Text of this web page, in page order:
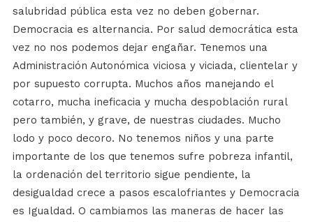
salubridad pública esta vez no deben gobernar.
Democracia es alternancia. Por salud democrática esta
vez no nos podemos dejar engañar. Tenemos una
Administración Autonómica viciosa y viciada, clientelar y
por supuesto corrupta. Muchos años manejando el
cotarro, mucha ineficacia y mucha despoblación rural
pero también, y grave, de nuestras ciudades. Mucho
lodo y poco decoro. No tenemos niños y una parte
importante de los que tenemos sufre pobreza infantil,
la ordenación del territorio sigue pendiente, la
desigualdad crece a pasos escalofriantes y Democracia
es Igualdad. O cambiamos las maneras de hacer las